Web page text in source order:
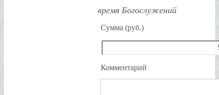
время Богослужений
Сумма (руб.)
Комментарий